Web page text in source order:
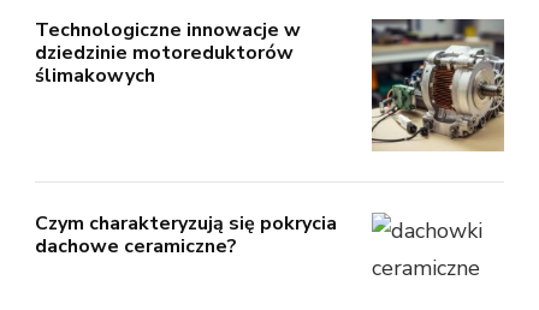
Technologiczne innowacje w
dziedzinie motoreduktorów
ślimakowych
Czym charakteryzują się pokrycia
dachowe ceramiczne?